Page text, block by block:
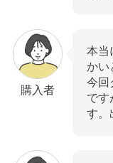
購入者
本当
かい
今回
です
す。